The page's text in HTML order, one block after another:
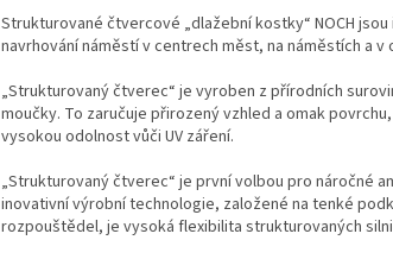
Strukturované čtvercové „dlažební kostky“ NOCH
navrhování náměstí v centrech měst, na náměstích a v
„Strukturovaný čtverec“ je vyroben z přírodních
moučky. To zaručuje přirozený vzhled a omak
vysokou odolnost vůči UV záření.
„Strukturovaný čtverec“ je první volbou pro náročné
inovativní výrobní technologie, založené na tenké
rozpouštědel, je vysoká flexibilita strukturovaných